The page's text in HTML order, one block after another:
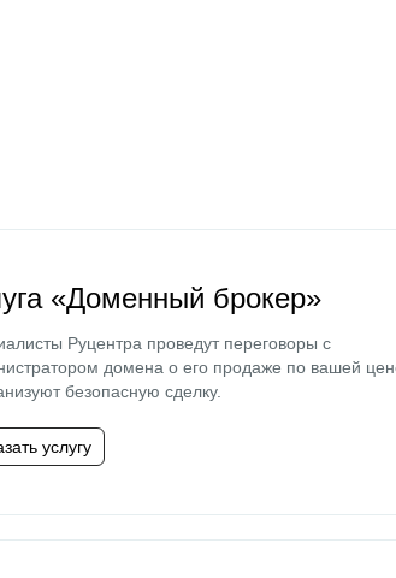
«Доменный брокер»
Руцентра проведут переговоры с
домена о его продаже по вашей
безопасную сделку.
услугу